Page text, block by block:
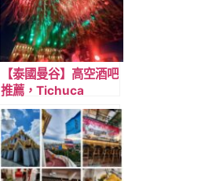
【泰國曼谷】高空酒吧
推薦，Tichuca
Rooftop Bar 魔幻水
母酒吧46樓夜景，靠
近 BTS 淺綠線Tong
Lo 通羅站